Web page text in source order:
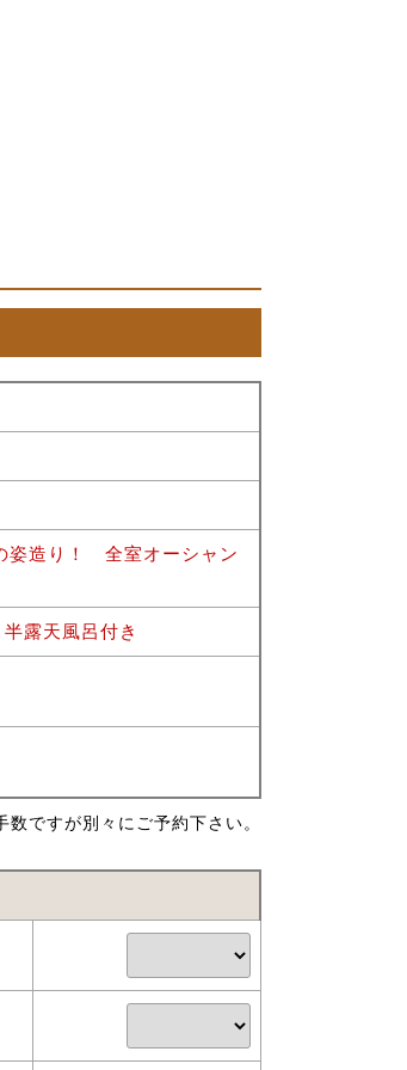
姿造り！ 全室オーシャン
露天風呂付き
ですが別々にご予約下さい。